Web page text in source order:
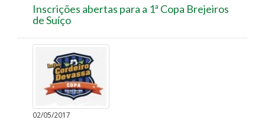
Inscrições abertas para a 1ª Copa Brejeiros
de Suíço
02/05/2017